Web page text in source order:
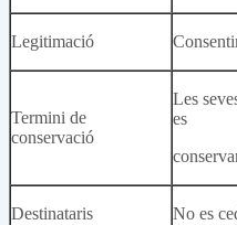
Legitimació
Termini de
conservació
Les
es
Destinataris No es